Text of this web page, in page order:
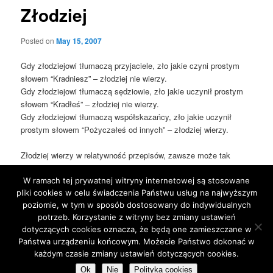
Złodziej
Posted onMay 15, 2007
Gdy złodziejowi tłumaczą przyjaciele, zło jakie czyni prostym
słowem “Kradniesz” – złodziej nie wierzy.
Gdy złodziejowi tłumaczą sędziowie, zło jakie uczynił prostym
słowem “Kradłeś” – złodziej nie wierzy.
Gdy złodziejowi tłumaczą współskazańcy, zło jakie uczynił
prostym słowem “Pożyczałeś od innych” – złodziej wierzy.
Złodziej wierzy w relatywność przepisów, zawsze może tak
zmienić przepisy, aby mieć rację i rozgłaszać pożyczki od
innych.
This entry was posted inBlogbyjarek. Bookmark thepermalink.
Proudly powered by WordPress
W ramach tej prywatnej witryny internetowej są stosowane
pliki cookies w celu świadczenia Państwu usług na najwyższym
poziomie, w tym w sposób dostosowany do indywidualnych
potrzeb. Korzystanie z witryny bez zmiany ustawień
dotyczących cookies oznacza, że będą one zamieszczane w
Państwa urządzeniu końcowym. Możecie Państwo dokonać w
każdym czasie zmiany ustawień dotyczących cookies.
Ok Nie Polityka cookies